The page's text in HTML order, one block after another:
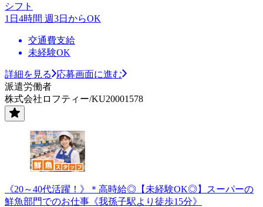
シフト
1日4時間 週3日からOK
交通費支給
未経験OK
詳細を見る
応募画面に進む
派遣労働者
株式会社ロフティー/KU20001578
《20～40代活躍！》＊高時給◎【未経験OK◎】スーパーの
鮮魚部門でのお仕事《我孫子駅より徒歩15分》